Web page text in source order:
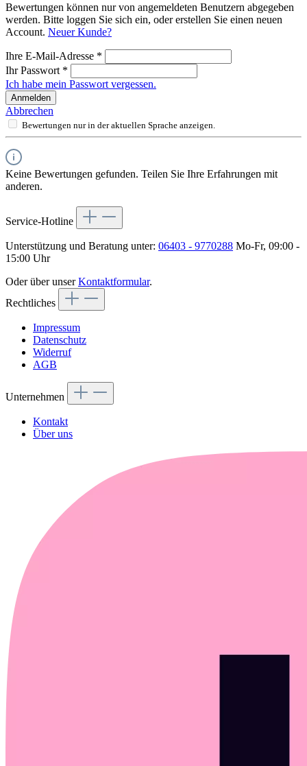
Bewertungen können nur von angemeldeten Benutzern abgegeben
werden. Bitte loggen Sie sich ein, oder erstellen Sie einen neuen
Account. Neuer Kunde?
Ihre E-Mail-Adresse *
Ihr Passwort *
Ich habe mein Passwort vergessen.
Anmelden
Abbrechen
Bewertungen nur in der aktuellen Sprache anzeigen.
Keine Bewertungen gefunden. Teilen Sie Ihre Erfahrungen mit
anderen.
Service-Hotline
Unterstützung und Beratung unter: 06403 - 9770288 Mo-Fr, 09:00 -
15:00 Uhr
Oder über unserKontaktformular.
Rechtliches
Impressum
Datenschutz
Widerruf
AGB
Unternehmen
Kontakt
Über uns